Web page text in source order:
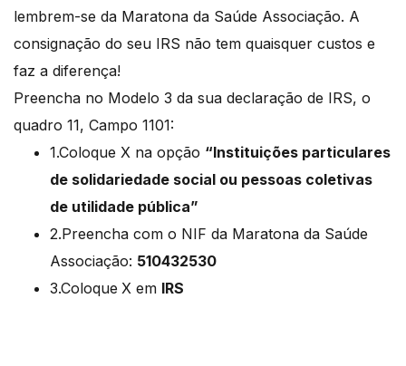
lembrem-se da Maratona da Saúde Associação. A
consignação do seu IRS não tem quaisquer custos e
faz a diferença!
Preencha no Modelo 3 da sua declaração de IRS, o
quadro 11, Campo 1101:
1.Coloque X na opção “Instituições particulares
de solidariedade social ou pessoas coletivas
de utilidade pública”
2.Preencha com o NIF da Maratona da Saúde
Associação: 510432530
3.Coloque X em IRS